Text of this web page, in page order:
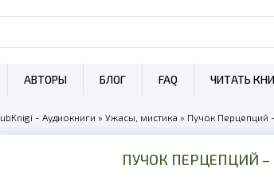
АВТОРЫ БЛОГ FAQ ЧИТАТЬ
- Аудиокниги » Ужасы, мистика » Пучок Перцепций
ПУЧОК ПЕРЦЕПЦИЙ